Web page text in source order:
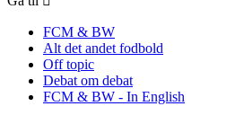
FCM & BW
Alt det andet fodbold
Off topic
Debat om debat
FCM & BW - In English